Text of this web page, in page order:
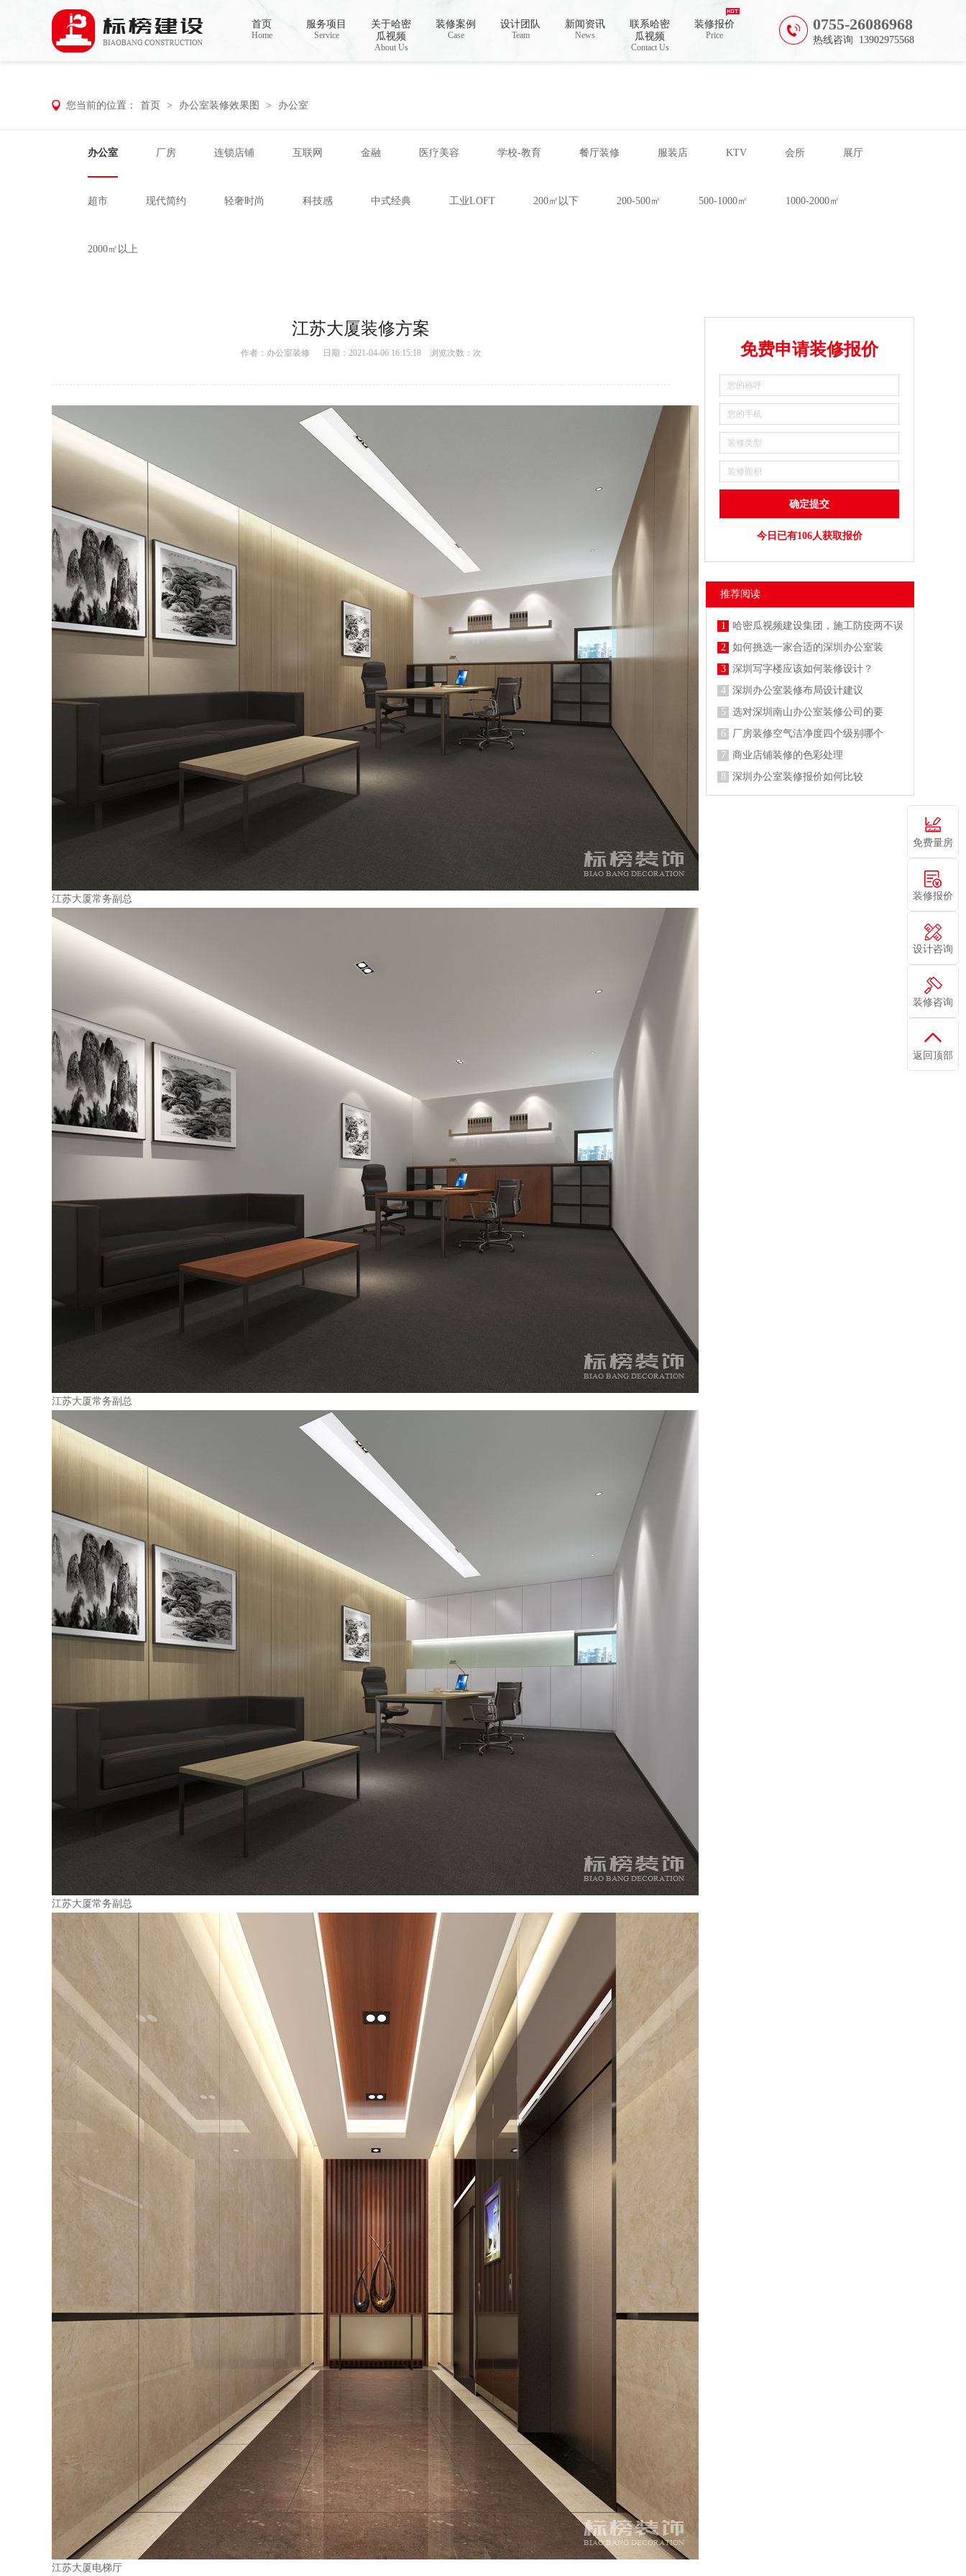
哈密瓜视频,哈密瓜视频app,哈密瓜视频下载,哈密瓜视频app下载安装
0755-26086968
热线咨询 13902975568
首页
Home
服务项目
Service
关于哈密
瓜视频
About Us
装修案例
Case
设计团队
Team
新闻资讯
News
联系哈密
瓜视频
Contact Us
装修报价
Price
您当前的位置： 首页 > 办公室装修效果图 > 办公室
办公室 厂房 连锁店铺 互联网 金融 医疗美容 学校-教育 餐厅装修 服装店 KTV 会所 展厅
超市 现代简约 轻奢时尚 科技感 中式经典 工业LOFT 200㎡以下 200-500㎡ 500-1000㎡ 1000-2000㎡
2000㎡以上
江苏大厦装修方案
作者： 办公室装修 日期：2021-04-06 16:15:18 浏览次数： 次
江苏大厦常务副总
江苏大厦常务副总
江苏大厦常务副总
江苏大厦电梯厅
免费申请装修报价
今日已有106人获取报价
推荐阅读
1
哈密瓜视频建设集团，施工防疫两不误
2
如何挑选一家合适的深圳办公室装
3
深圳写字楼应该如何装修设计？
4
深圳办公室装修布局设计建议
5
选对深圳南山办公室装修公司的要
6
厂房装修空气洁净度四个级别哪个
7
商业店铺装修的色彩处理
8
深圳办公室装修报价如何比较
免费量房
装修报价
设计咨询
装修咨询
返回顶部